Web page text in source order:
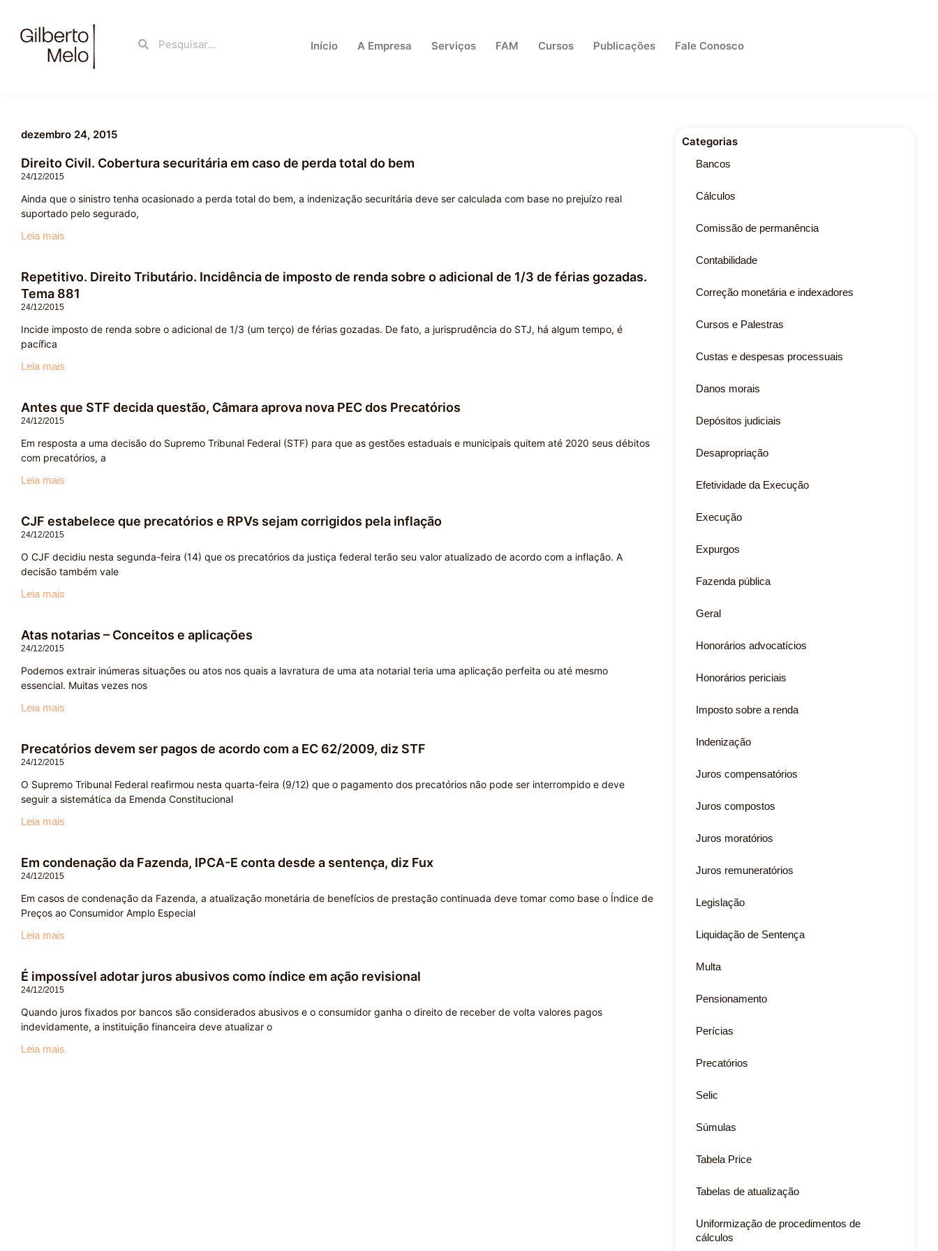
SearchSearch
Início A Empresa Serviços FAM Cursos Publicações Fale Conosco
dezembro 24, 2015
Direito Civil. Cobertura securitária em caso de perda total do bem
24/12/2015
Ainda que o sinistro tenha ocasionado a perda total do bem, a indenização securitária deve ser calculada com base no prejuízo real
suportado pelo segurado,
Leia mais
Repetitivo. Direito Tributário. Incidência de imposto de renda sobre o adicional de 1/3 de férias gozadas.
Tema 881
24/12/2015
Incide imposto de renda sobre o adicional de 1/3 (um terço) de férias gozadas. De fato, a jurisprudência do STJ, há algum tempo, é
pacífica
Leia mais
Antes que STF decida questão, Câmara aprova nova PEC dos Precatórios
24/12/2015
Em resposta a uma decisão do Supremo Tribunal Federal (STF) para que as gestões estaduais e municipais quitem até 2020 seus débitos
com precatórios, a
Leia mais
CJF estabelece que precatórios e RPVs sejam corrigidos pela inflação
24/12/2015
O CJF decidiu nesta segunda-feira (14) que os precatórios da justiça federal terão seu valor atualizado de acordo com a inflação. A
decisão também vale
Leia mais
Atas notarias – Conceitos e aplicações
24/12/2015
Podemos extrair inúmeras situações ou atos nos quais a lavratura de uma ata notarial teria uma aplicação perfeita ou até mesmo
essencial. Muitas vezes nos
Leia mais
Precatórios devem ser pagos de acordo com a EC 62/2009, diz STF
24/12/2015
O Supremo Tribunal Federal reafirmou nesta quarta-feira (9/12) que o pagamento dos precatórios não pode ser interrompido e deve
seguir a sistemática da Emenda Constitucional
Leia mais
Em condenação da Fazenda, IPCA-E conta desde a sentença, diz Fux
24/12/2015
Em casos de condenação da Fazenda, a atualização monetária de benefícios de prestação continuada deve tomar como base o Índice de
Preços ao Consumidor Amplo Especial
Leia mais
É impossível adotar juros abusivos como índice em ação revisional
24/12/2015
Quando juros fixados por bancos são considerados abusivos e o consumidor ganha o direito de receber de volta valores pagos
indevidamente, a instituição financeira deve atualizar o
Leia mais
Categorias
Bancos
Cálculos
Comissão de permanência
Contabilidade
Correção monetária e indexadores
Cursos e Palestras
Custas e despesas processuais
Danos morais
Depósitos judiciais
Desapropriação
Efetividade da Execução
Execução
Expurgos
Fazenda pública
Geral
Honorários advocatícios
Honorários periciais
Imposto sobre a renda
Indenização
Juros compensatórios
Juros compostos
Juros moratórios
Juros remuneratórios
Legislação
Liquidação de Sentença
Multa
Pensionamento
Perícias
Precatórios
Selic
Súmulas
Tabela Price
Tabelas de atualização
Uniformização de procedimentos de
cálculos